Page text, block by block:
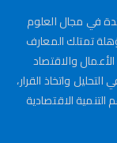
في مجال العلوم
تمتلك المعارف
والاقتصاد
واتخاذ القرار،
الاقتصادية